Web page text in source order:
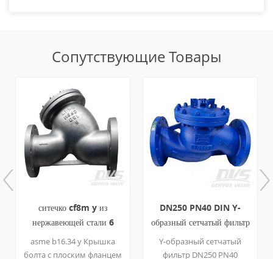
Сопутствующие Товары
ситечко cf8m y из
нержавеющей стали 6
дюймов 8 дюймов cl150
asme b16.34 y Крышка
болта с плоским фланцем
DN250 PN40 DIN Y-
образный сетчатый фильтр
RF 1.0619 EN13709
Y-образный сетчатый
фильтр DN250 PN40